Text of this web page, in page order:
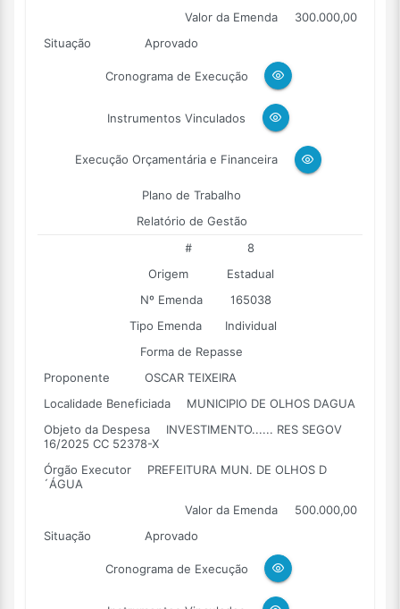
Valor da Emenda
300.000,00
Situação
Aprovado
Cronograma de Execução
Instrumentos Vinculados
Execução Orçamentária e Financeira
Plano de Trabalho
Relatório de Gestão
#
8
Origem
Estadual
Nº Emenda
165038
Tipo Emenda
Individual
Forma de Repasse
Proponente
OSCAR TEIXEIRA
Localidade Beneficiada
MUNICIPIO DE OLHOS DAGUA
Objeto da Despesa
INVESTIMENTO...... RES SEGOV
16/2025 CC 52378-X
Órgão Executor
PREFEITURA MUN. DE OLHOS D
´ÁGUA
Valor da Emenda
500.000,00
Situação
Aprovado
Cronograma de Execução